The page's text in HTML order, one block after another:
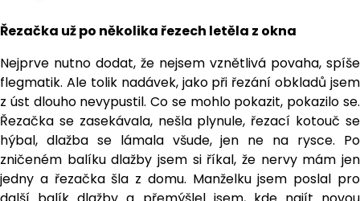
Řezačka už po několika řezech letěla z okna
Nejprve nutno dodat, že nejsem vznětlivá povaha, spíše
flegmatik. Ale tolik nadávek, jako při řezání obkladů jsem
z úst dlouho nevypustil. Co se mohlo pokazit, pokazilo se.
Řezačka se zasekávala, nešla plynule, řezací kotouč se
hýbal, dlažba se lámala všude, jen ne na rysce. Po
zničeném balíku dlažby jsem si říkal, že nervy mám jen
jedny a řezačka šla z domu. Manželku jsem poslal pro